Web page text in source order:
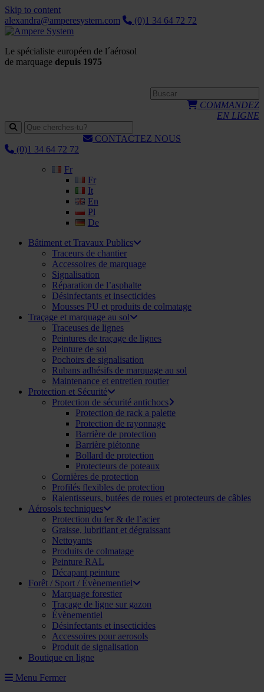
Skip to content
alexandra@amperesystem.com
(0)1 34 64 72 72
Le spécialiste européen de l´aérosol
de marquage depuis 1975
COMMANDEZ
EN LIGNE
CONTACTEZ NOUS
(0)1 34 64 72 72
Fr
Fr
It
En
Pl
De
Bâtiment et Travaux Publics
Traceurs de chantier
Accessoires de marquage
Signalisation
Réparation de l’asphalte
Désinfectants et insecticides
Mousses PU et produits de colmatage
Traçage et marquage au sol
Traceuses de lignes
Peintures de traçage de lignes
Peinture de sol
Pochoirs de signalisation
Rubans adhésifs de marquage au sol
Maintenance et entretien routier
Protection et Sécurité
Protection de sécurité antichocs
Protection de rack a palette
Protection de rayonnage
Barrière de protection
Barrière piétonne
Bollard de protection
Protecteurs de poteaux
Cornières de protection
Profilés flexibles de protection
Ralentisseurs, butées de roues et protecteurs de câbles
Aérosols techniques
Protection du fer & de l’acier
Graisse, lubrifiant et dégraissant
Nettoyants
Produits de colmatage
Peinture RAL
Décapant peinture
Forêt / Sport / Évènementiel
Marquage forestier
Traçage de ligne sur gazon
Évènementiel
Désinfectants et insecticides
Accessoires pour aerosols
Produit de signalisation
Boutique en ligne
Menu Fermer